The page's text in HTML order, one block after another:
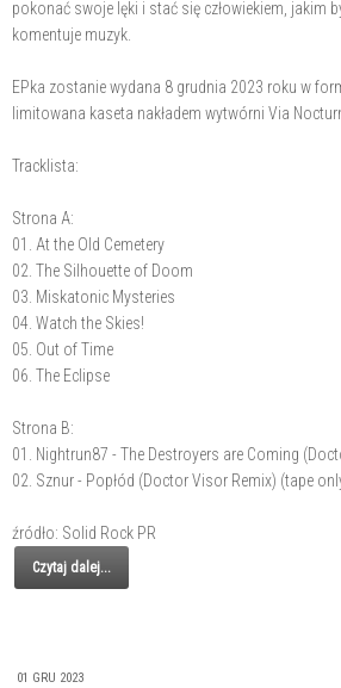
pokonać swoje lęki i stać się człowiekiem, jakim
komentuje muzyk.
EPka zostanie wydana 8 grudnia 2023 roku w
limitowana kaseta nakładem wytwórni Via
Tracklista:
Strona A:
01. At the Old Cemetery
02. The Silhouette of Doom
03. Miskatonic Mysteries
04. Watch the Skies!
05. Out of Time
06. The Eclipse
Strona B:
01. Nightrun87 - The Destroyers are Coming
02. Sznur - Popłód (Doctor Visor Remix) (tape
źródło: Solid Rock PR
Czytaj dalej...
01 GRU 2023